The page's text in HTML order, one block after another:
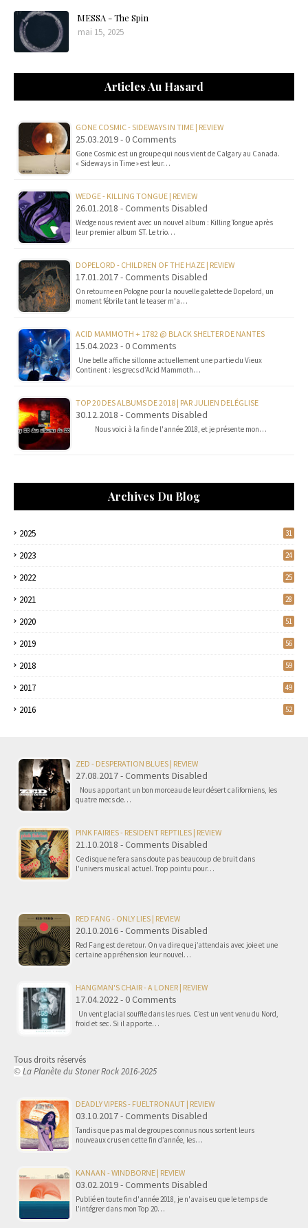
MESSA - The Spin
mai 15, 2025
Articles Au Hasard
GONE COSMIC - SIDEWAYS IN TIME | REVIEW
25.03.2019 - 0 Comments
Gone Cosmic est un groupe qui nous vient de Calgary au Canada.
« Sideways in Time » est leur…
WEDGE - KILLING TONGUE | REVIEW
26.01.2018 - Comments Disabled
Wedge nous revient avec un nouvel album : Killing Tongue après
leur premier album ST. Le trio…
DOPELORD - CHILDREN OF THE HAZE | REVIEW
17.01.2017 - Comments Disabled
On retourne en Pologne pour la nouvelle galette de Dopelord, un
moment fébrile tant le teaser m'a…
ACID MAMMOTH + 1782 @ BLACK SHELTER DE NANTES
15.04.2023 - 0 Comments
Une belle affiche sillonne actuellement une partie du Vieux
Continent : les grecs d’Acid Mammoth…
TOP 20 DES ALBUMS DE 2018 | PAR JULIEN DELÉGLISE
30.12.2018 - Comments Disabled
Nous voici à la fin de l'année 2018, et je présente mon…
Archives Du Blog
2025 31
2023 24
2022 25
2021 28
2020 51
2019 56
2018 59
2017 49
2016 52
ZED - DESPERATION BLUES | REVIEW
27.08.2017 - Comments Disabled
Nous apportant un bon morceau de leur désert californiens, les
quatre mecs de…
PINK FAIRIES - RESIDENT REPTILES | REVIEW
21.10.2018 - Comments Disabled
Ce disque ne fera sans doute pas beaucoup de bruit dans
l'univers musical actuel. Trop pointu pour…
RED FANG - ONLY LIES | REVIEW
20.10.2016 - Comments Disabled
Red Fang est de retour. On va dire que j’attendais avec joie et une
certaine appréhension leur nouvel…
HANGMAN'S CHAIR - A LONER | REVIEW
17.04.2022 - 0 Comments
Un vent glacial souffle dans les rues. C’est un vent venu du Nord,
froid et sec. Si il apporte…
Tous droits réservés
© La Planète du Stoner Rock 2016-2025
DEADLY VIPERS - FUELTRONAUT | REVIEW
03.10.2017 - Comments Disabled
Tandis que pas mal de groupes connus nous sortent leurs
nouveaux crus en cette fin d’année, les…
KANAAN - WINDBORNE | REVIEW
03.02.2019 - Comments Disabled
Publié en toute fin d'année 2018, je n'avais eu que le temps de
l'intégrer dans mon Top 20…